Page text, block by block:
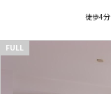
徒歩4分
FULL